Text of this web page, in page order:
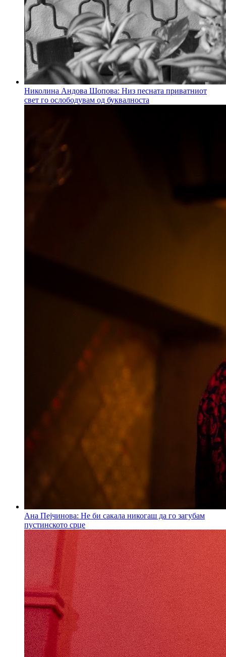
Николина Андова Шопова: Низ песната приватниот
свет го ослободувам од буквалноста
Ана Пејчинова: Не би сакала никогаш да го загубам
пустинското срце